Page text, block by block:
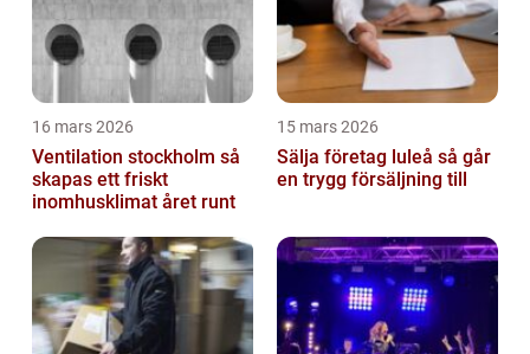
16 mars 2026
Ventilation stockholm så
skapas ett friskt
inomhusklimat året runt
15 mars 2026
Sälja företag luleå så går
en trygg försäljning till